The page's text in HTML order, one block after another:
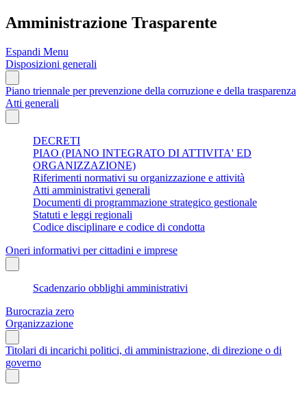
Amministrazione Trasparente
Espandi Menu
Disposizioni generali
Piano triennale per prevenzione della corruzione e della trasparenza
Atti generali
DECRETI
PIAO (PIANO INTEGRATO DI ATTIVITA' ED
ORGANIZZAZIONE)
Riferimenti normativi su organizzazione e attività
Atti amministrativi generali
Documenti di programmazione strategico gestionale
Statuti e leggi regionali
Codice disciplinare e codice di condotta
Oneri informativi per cittadini e imprese
Scadenzario obblighi amministrativi
Burocrazia zero
Organizzazione
Titolari di incarichi politici, di amministrazione, di direzione o di
governo